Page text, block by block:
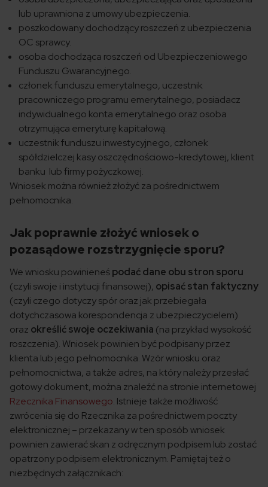
lub uprawniona z umowy ubezpieczenia.
poszkodowany dochodzący roszczeń z ubezpieczenia
OC sprawcy.
osoba dochodząca roszczeń od Ubezpieczeniowego
Funduszu Gwarancyjnego.
członek funduszu emerytalnego, uczestnik
pracowniczego programu emerytalnego, posiadacz
indywidualnego konta emerytalnego oraz osoba
otrzymująca emeryturę kapitałową.
uczestnik funduszu inwestycyjnego, członek
spółdzielczej kasy oszczędnościowo-kredytowej, klient
banku lub firmy pożyczkowej.
Wniosek można również złożyć za pośrednictwem
pełnomocnika.
Jak poprawnie złożyć wniosek o
pozasądowe rozstrzygnięcie sporu?
We wniosku powinieneśpodać dane obu stron sporu
(czyli swoje i instytucji finansowej), opisać stan faktyczny
(czyli czego dotyczy spór oraz jak przebiegała
dotychczasowa korespondencja z ubezpieczycielem)
oraz określić swoje oczekiwania (na przykład wysokość
roszczenia). Wniosek powinien być podpisany przez
klienta lub jego pełnomocnika. Wzór wniosku oraz
pełnomocnictwa, a także adres, na który należy przesłać
gotowy dokument, można znaleźć na stronie internetowej
Rzecznika Finansowego. Istnieje także możliwość
zwrócenia się do Rzecznika za pośrednictwem poczty
elektronicznej – przekazany w ten sposób wniosek
powinien zawierać skan z odręcznym podpisem lub zostać
opatrzony podpisem elektronicznym. Pamiętaj też o
niezbędnych załącznikach: